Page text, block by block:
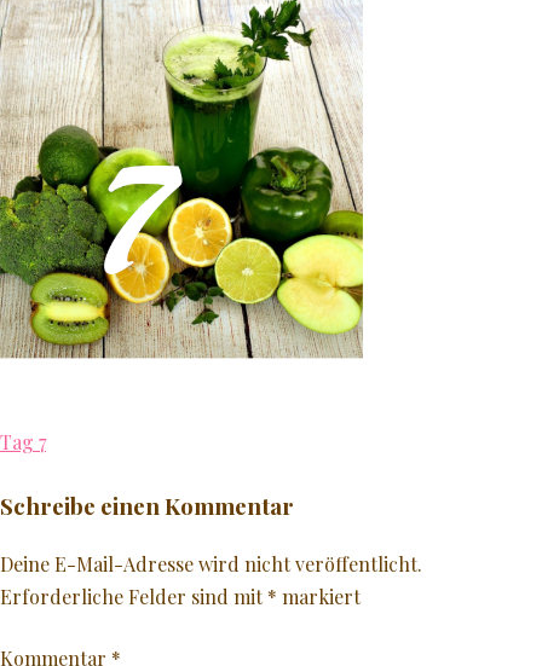
DETOX / FASZIEN
JÜNGER AUSSEHEN
GLATTE HAUT
NATURKOSMETIK
♥ MEHR
Beitragsnavigation
Tag 7
Schreibe einen Kommentar
Deine E-Mail-Adresse wird nicht veröffentlicht.
Erforderliche Felder sind mit* markiert
Kommentar *